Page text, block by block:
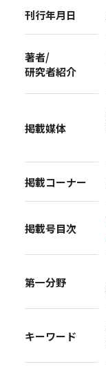
刊行年月日
著者/
研究者紹介
掲載媒体
掲載コーナー
掲載号目次
第一分野
キーワード